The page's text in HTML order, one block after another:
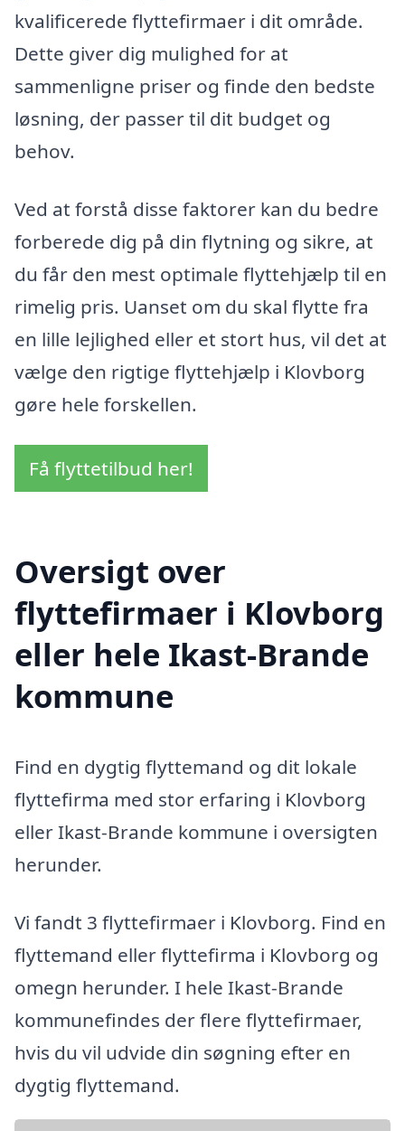
kvalificerede flyttefirmaer i dit område.
Dette giver dig mulighed for at
sammenligne priser og finde den bedste
løsning, der passer til dit budget og
behov.
Ved at forstå disse faktorer kan du bedre
forberede dig på din flytning og sikre, at
du får den mest optimale flyttehjælp til en
rimelig pris. Uanset om du skal flytte fra
en lille lejlighed eller et stort hus, vil det at
vælge den rigtige flyttehjælp i Klovborg
gøre hele forskellen.
Få flyttetilbud her!
Oversigt over
flyttefirmaer i Klovborg
eller hele Ikast-Brande
kommune
Find en dygtig flyttemand og dit lokale
flyttefirma med stor erfaring i Klovborg
eller Ikast-Brande kommune i oversigten
herunder.
Vi fandt 3 flyttefirmaer i Klovborg. Find en
flyttemand eller flyttefirma i Klovborg og
omegn herunder. I hele Ikast-Brande
kommunefindes der flere flyttefirmaer,
hvis du vil udvide din søgning efter en
dygtig flyttemand.